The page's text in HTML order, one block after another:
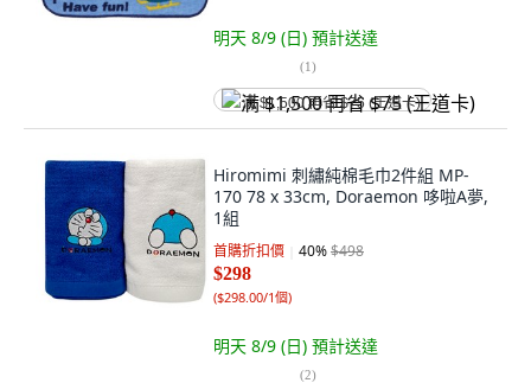
明天 8/9 (日) 預計送達
(1)
满 $1,500 再省 $75 (王道卡)
Hiromimi 刺繡純棉毛巾2件組 MP-
170 78 x 33cm, Doraemon 哆啦A夢,
1組
首購折扣價 40%$498
$298
($298.00/1個)
明天 8/9 (日) 預計送達
(2)